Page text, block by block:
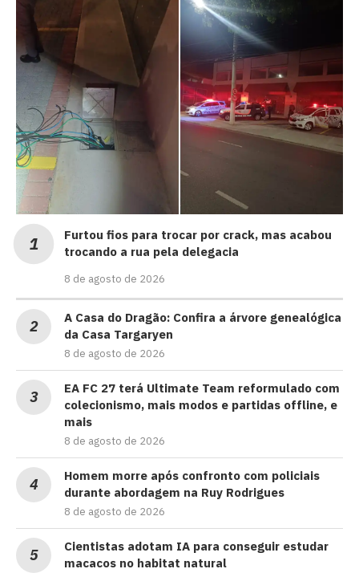
Furtou fios para trocar por crack, mas acabou
trocando a rua pela delegacia
8 de agosto de 2026
A Casa do Dragão: Confira a árvore genealógica
da Casa Targaryen
8 de agosto de 2026
EA FC 27 terá Ultimate Team reformulado com
colecionismo, mais modos e partidas offline, e
mais
8 de agosto de 2026
Homem morre após confronto com policiais
durante abordagem na Ruy Rodrigues
8 de agosto de 2026
Cientistas adotam IA para conseguir estudar
macacos no habitat natural